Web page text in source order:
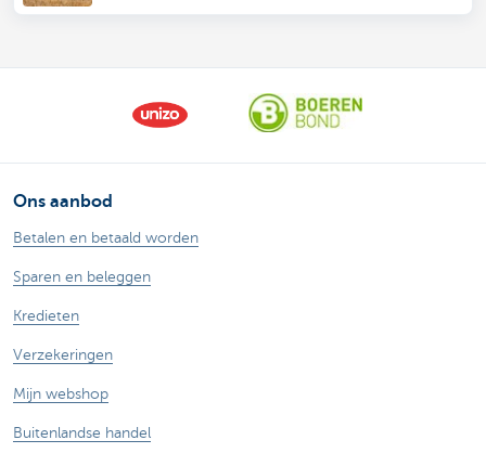
Ons aanbod
Betalen en betaald worden
Sparen en beleggen
Kredieten
Verzekeringen
Mijn webshop
Buitenlandse handel